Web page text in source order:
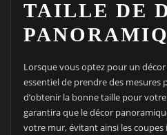
TAILLE DE
Lorsque vous optez pour un
essentiel de prendre des mesures
d’obtenir la bonne taille pour
garantira que le décor
votre mur, évitant ainsi les